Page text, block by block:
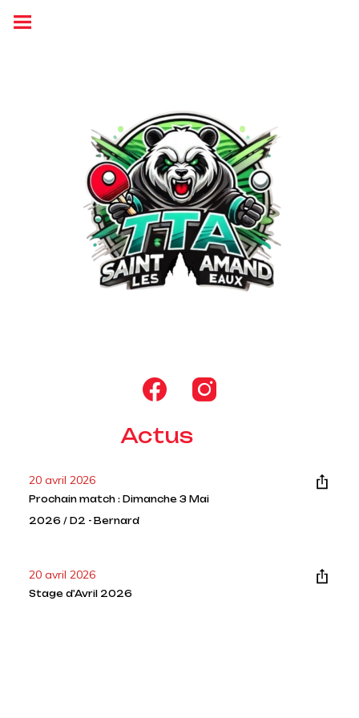
Actus
20 avril 2026
Prochain match : Dimanche 3 Mai
2026 / D2 - Bernard
20 avril 2026
Stage d'Avril 2026